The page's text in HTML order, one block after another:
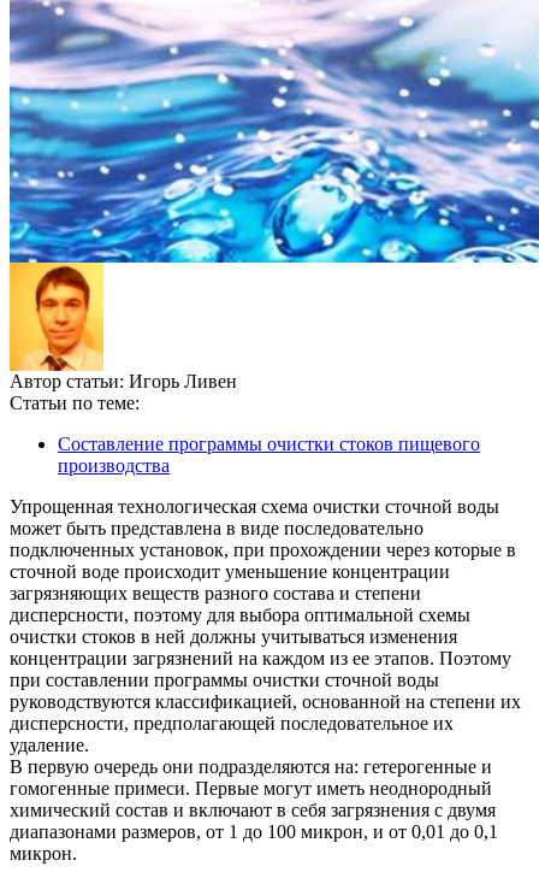
Автор статьи: Игорь Ливен
Статьи по теме:
Составление программы очистки стоков пищевого
производства
Упрощенная технологическая схема очистки сточной воды
может быть представлена в виде последовательно
подключенных установок, при прохождении через которые в
сточной воде происходит уменьшение концентрации
загрязняющих веществ разного состава и степени
дисперсности, поэтому для выбора оптимальной схемы
очистки стоков в ней должны учитываться изменения
концентрации загрязнений на каждом из ее этапов. Поэтому
при составлении программы очистки сточной воды
руководствуются классификацией, основанной на степени их
дисперсности, предполагающей последовательное их
удаление.
В первую очередь они подразделяются на: гетерогенные и
гомогенные примеси. Первые могут иметь неоднородный
химический состав и включают в себя загрязнения с двумя
диапазонами размеров, от 1 до 100 микрон, и от 0,01 до 0,1
микрон.